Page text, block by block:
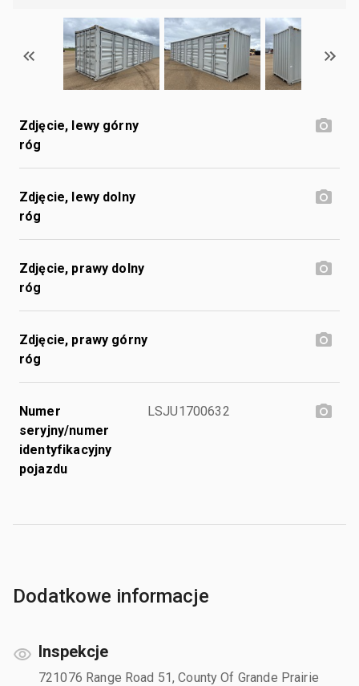
Zdjęcie, lewy górny
róg
Zdjęcie, lewy dolny
róg
Zdjęcie, prawy dolny
róg
Zdjęcie, prawy górny
róg
Numer
seryjny/numer
identyfikacyjny
pojazdu
LSJU1700632
Dodatkowe informacje
Inspekcje
721076 Range Road 51, County Of Grande Prairie